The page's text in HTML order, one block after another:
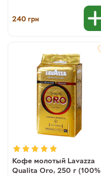
240 грн
Кофе молотый Lavazza
Qualita Oro, 250 г (100%